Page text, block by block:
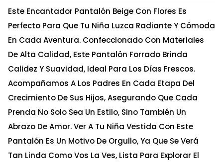
Este Encantador Pantalón Beige Con Flores Es
Perfecto Para Que Tu Niña Luzca Radiante Y Cómoda
En Cada Aventura. Confeccionado Con Materiales
De Alta Calidad, Este Pantalón Forrado Brinda
Calidez Y Suavidad, Ideal Para Los Días Frescos.
Acompañamos A Los Padres En Cada Etapa Del
Crecimiento De Sus Hijos, Asegurando Que Cada
Prenda No Solo Sea Un Estilo, Sino También Un
Abrazo De Amor. Ver A Tu Niña Vestida Con Este
Pantalón Es Un Motivo De Orgullo, Ya Que Se Verá
Tan Linda Como Vos La Ves, Lista Para Explorar El